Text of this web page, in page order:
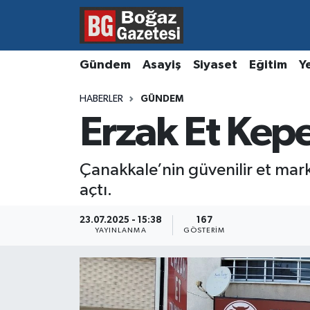
Gündem Asayiş Siyaset Eğitim
HABERLER GÜNDEM
Erzak Et
Çanakkale’nin güvenilir et
açtı.
23.07.2025 - 15:38
YAYINLANMA
167
GÖSTERIM
Asayiş
Kültür ve Sanat
Resmi İlanlar
Hava Durumu
Süper Lig Puan Durumu ve Fikstür
Son Dakika Haberleri
Haber Arşivi